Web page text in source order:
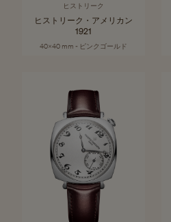
ヒストリーク
ヒストリーク・アメリカン
1921
40x40 mm - ピンクゴールド